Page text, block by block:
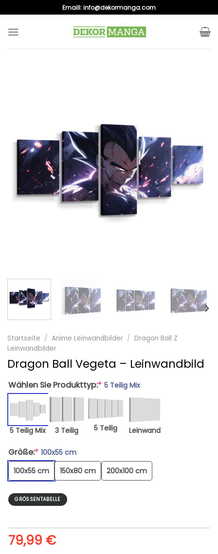
to
content
Emaill:info@dekormanga.com
Startseite / Anime Leinwandbilder / Dragon Ball Z
Leinwandbilder
Dragon Ball Vegeta – Leinwandbild
Wählen Sie Produkttyp:* 5 Teilig Mix
5 Teilig Mix 3 Teilig 5 Teilig Leinwand
Größe:* 100x55 cm
100x55 cm
150x80 cm 200x100 cm
GRÖSSENTABELLE
79,99 €